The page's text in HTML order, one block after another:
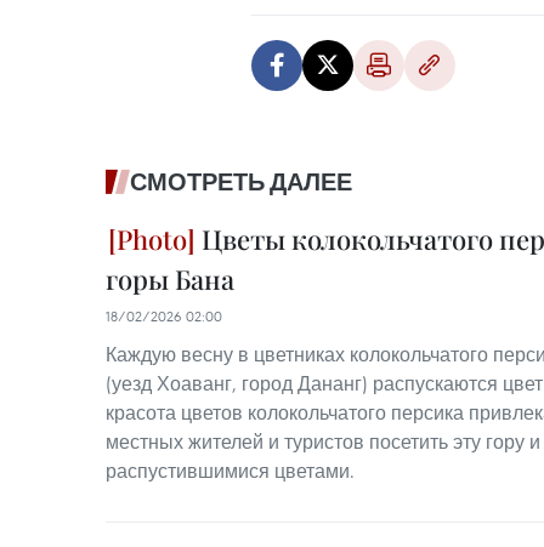
СМОТРЕТЬ ДАЛЕЕ
Цветы колокольчатого
горы Бана
18/02/2026 02:00
Каждую весну в цветниках колокольчатого
(уезд Хоаванг, город Дананг) распускаются
красота цветов колокольчатого персика
местных жителей и туристов посетить эту гору
распустившимися цветами.